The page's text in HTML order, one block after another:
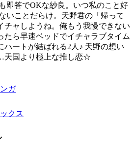
即答でOKな紗良。いつ私のこと好
いことだらけ。天野君の「帰って
チャしようね。俺もう我慢できない
たら早速ベッドでイチャラブタイム
ートが結ばれる2人♪ 天野の想い
天国より極上な推し恋☆
ガ
クス